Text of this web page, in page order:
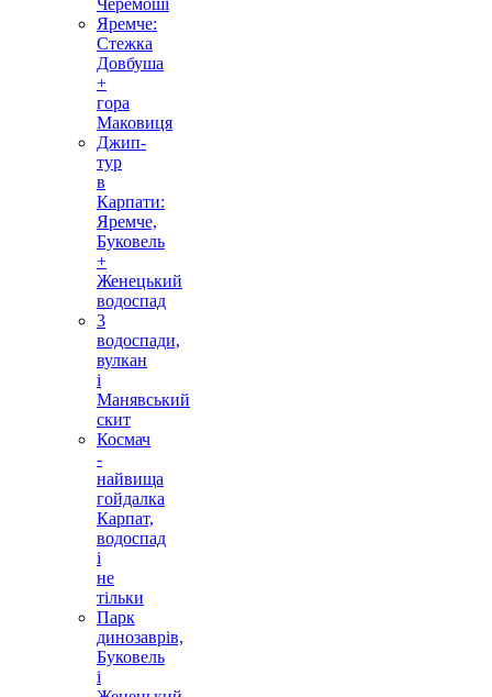
Черемоші
Яремче:
Стежка
Довбуша
+
гора
Маковиця
Джип-
тур
в
Карпати:
Яремче,
Буковель
+
Женецький
водоспад
3
водоспади,
вулкан
і
Манявський
скит
Космач
-
найвища
гойдалка
Карпат,
водоспад
і
не
тільки
Парк
динозаврів,
Буковель
і